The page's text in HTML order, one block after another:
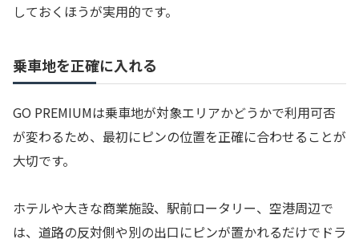
しておくほうが実用的です。
乗車地を正確に入れる
GO PREMIUMは乗車地が対象エリアかどうかで利用可否
が変わるため、最初にピンの位置を正確に合わせることが
大切です。
ホテルや大きな商業施設、駅前ロータリー、空港周辺で
は、道路の反対側や別の出口にピンが置かれるだけでドラ